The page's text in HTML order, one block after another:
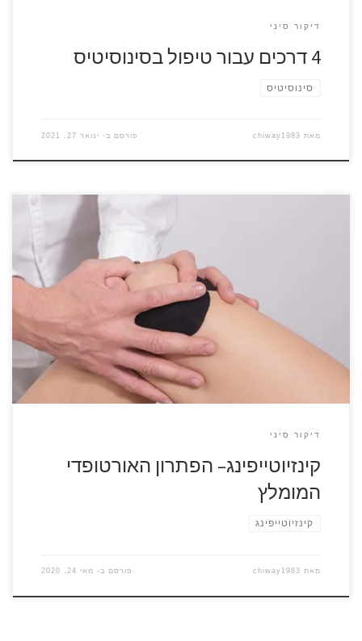
דיקור סיני
4 דרכים עבור טיפול בסינוסיטיס
סינוסיטיס
מאת chiway1983 פורסם ב- ינואר 27, 2021
קינזיוטייפינג הוא סרט דביק אלסטי אשר הדבקתו על גבי האיבר
הרלוונטי בגוף, מעניקה תמיכה במפרקים ובשרירים, כדי להקל על
מצבם של רקמות החיבור והשרירים. אף על פי שמדובר בסרט דביק
אשר תופס בחוזקה את המקום, הוא גם אלסטי ולכן המטופל מסוגל
להזיז את מפרקיו בטווח תנועה סביר ועם זאת לקדם […]
דיקור סיני
קינזיוטייפינג– הפתרון האורטופדי
המומלץ
קינזיוטייפינג
מאת chiway1983 פורסם ב- מאי 24, 2020